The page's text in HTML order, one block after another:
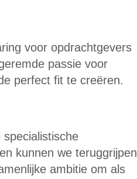
voor opdrachtgevers
passie voor
perfect fit te creëren.
kunnen we teruggrijpen
ambitie om als